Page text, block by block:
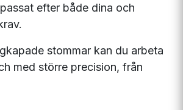
efter både dina och
stommar kan du arbeta
med större precision, från